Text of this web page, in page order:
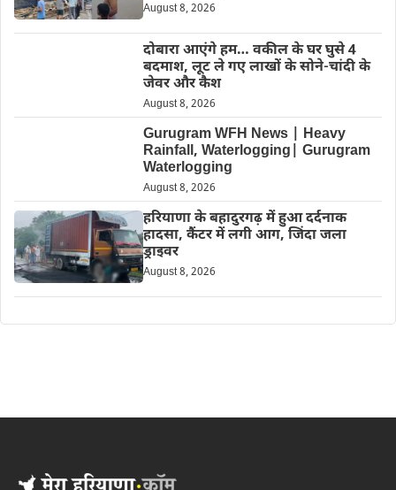
August 8, 2026
दोबारा आएंगे हम… वकील के घर घुसे 4
बदमाश, लूट ले गए लाखों के सोने-चांदी के
जेवर और कैश
August 8, 2026
Gurugram WFH News | Heavy
Rainfall, Waterlogging| Gurugram
Waterlogging
August 8, 2026
हरियाणा के बहादुरगढ़ में हुआ दर्दनाक
हादसा, कैंटर में लगी आग, जिंदा जला
ड्राइवर
August 8, 2026